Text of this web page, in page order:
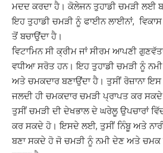
ਮਦਦ ਕਰਦਾ ਹੈ। ਕੋਲੇਜਨ ਤੁਹਾਡੀ ਚਮੜੀ ਲਈ
ਇਹ ਤੁਹਾਡੀ ਚਮੜੀ ਨੂੰ ਫਾਈਨ ਲਾਈਨਾਂ,
ਤੋਂ ਬਚਾਉਂਦਾ ਹੈ।
ਵਿਟਾਮਿਨ ਸੀ ਕ੍ਰੀਮ ਜਾਂ ਸੀਰਮ ਆਪਣੀ
ਵਧੀਆ ਸਰੋਤ ਹਨ। ਇਹ ਤੁਹਾਡੀ ਚਮੜੀ ਨੂੰ
ਅਤੇ ਚਮਕਦਾਰ ਬਣਾਉਂਦਾ ਹੈ। ਤੁਸੀਂ ਰੋਜ਼ਾਨਾ
ਜਲਦੀ ਹੀ ਚਮਕਦਾਰ ਚਮੜੀ ਪ੍ਰਾਪਤ ਕਰ
ਤੁਸੀਂ ਚਮੜੀ ਦੀ ਦੇਖਭਾਲ ਦੇ ਘਰੇਲੂ ਉਪਚਾਰਾਂ
ਕਰ ਸਕਦੇ ਹੋ। ਇਸਦੇ ਲਈ, ਤੁਸੀਂ ਨਿੰਬੂ ਅਤੇ
ਬਣਾ ਸਕਦੇ ਹੋ ਜੋ ਚਮੜੀ ਨੂੰ ਨਮੀ ਦੇਣ ਅਤੇ ਚਮਕ